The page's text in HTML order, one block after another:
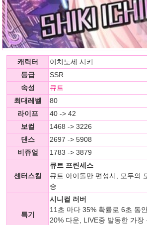
캐릭터
이치노세 시키
등급
SSR
속성
큐트
최대레벨
80
라이프
40 -> 42
보컬
1468 -> 3226
댄스
2697 -> 5908
비쥬얼
1783 -> 3879
센터스킬
큐트 프린세스
큐트 아이돌만 편성시, 모두의
승
특기
시니컬 러버
11초 마다 35% 확률로 6초 동
20% 다운, LIVE중 발동한 가